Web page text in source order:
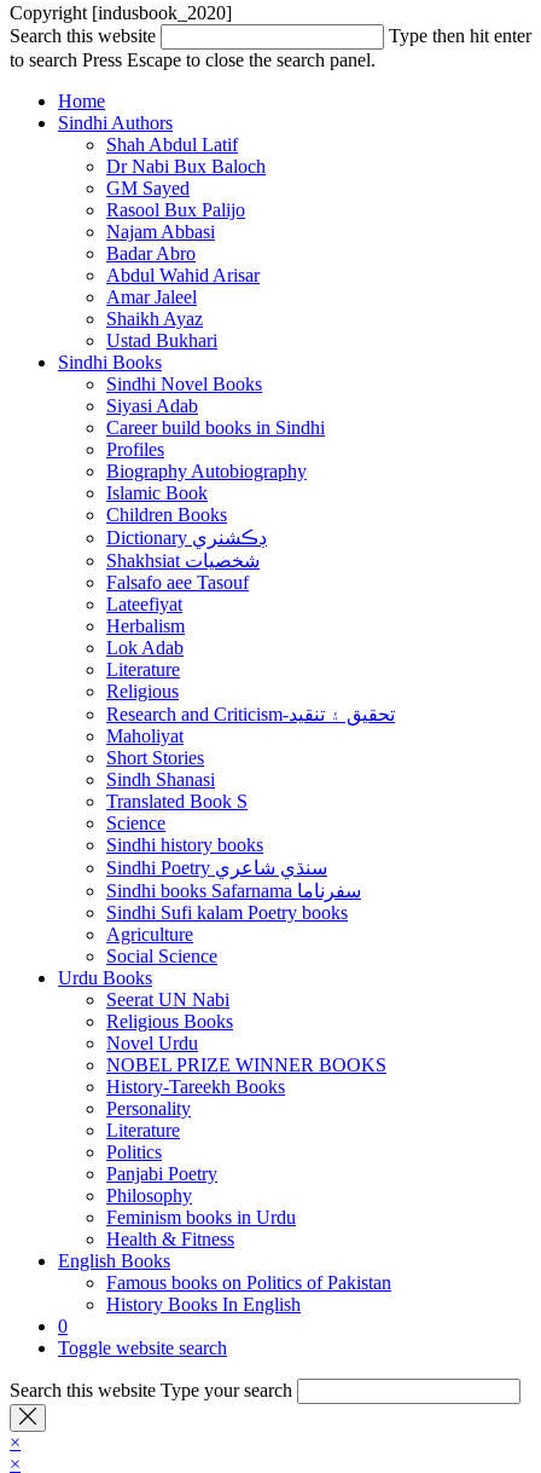
Copyright [indusbook_2020]
Search this website
Type then hit enter
to search Press Escape to close the search panel.
Home
Sindhi Authors
Shah Abdul Latif
Dr Nabi Bux Baloch
GM Sayed
Rasool Bux Palijo
Najam Abbasi
Badar Abro
Abdul Wahid Arisar
Amar Jaleel
Shaikh Ayaz
Ustad Bukhari
Sindhi Books
Sindhi Novel Books
Siyasi Adab
Career build books in Sindhi
Profiles
Biography Autobiography
Islamic Book
Children Books
Dictionary ڊڪشنري
Shakhsiat شخصيات
Falsafo aee Tasouf
Lateefiyat
Herbalism
Lok Adab
Literature
Religious
Research and Criticism-تحقيق ۽ تنقيد
Maholiyat
Short Stories
Sindh Shanasi
Translated Book S
Science
Sindhi history books
Sindhi Poetry سنڌي شاعري
Sindhi books Safarnama سفرناما
Sindhi Sufi kalam Poetry books
Agriculture
Social Science
Urdu Books
Seerat UN Nabi
Religious Books
Novel Urdu
NOBEL PRIZE WINNER BOOKS
History-Tareekh Books
Personality
Literature
Politics
Panjabi Poetry
Philosophy
Feminism books in Urdu
Health & Fitness
English Books
Famous books on Politics of Pakistan
History Books In English
0
Toggle website search
Search this website Type your search
×
×